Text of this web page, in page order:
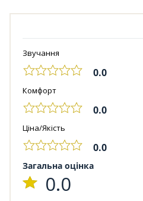
Звучання
0.0
Комфорт
0.0
Ціна/Якість
0.0
Загальна оцінка
0.0